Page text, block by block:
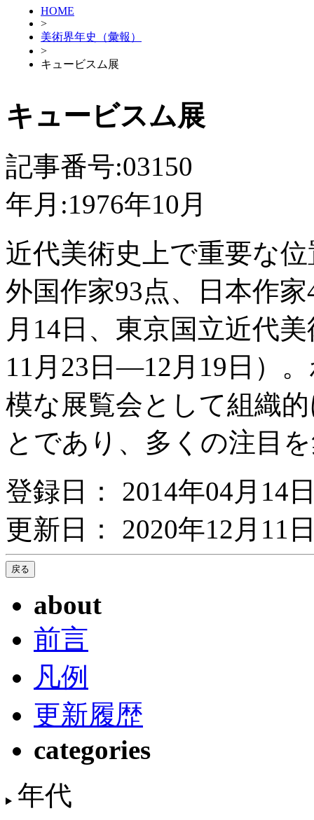
HOME
>
美術界年史（彙報）
>
キュービスム展
キュービスム展
記事番号:03150
年月:1976年10月
近代美術史上で重要な
外国作家93点、日本作
月14日、東京国立近代
11月23日―12月19日）
模な展覧会として組織
とであり、多くの注目
登録日： 2014年04月14
更新日： 2020年12月11
about
前言
凡例
更新履歴
categories
年代